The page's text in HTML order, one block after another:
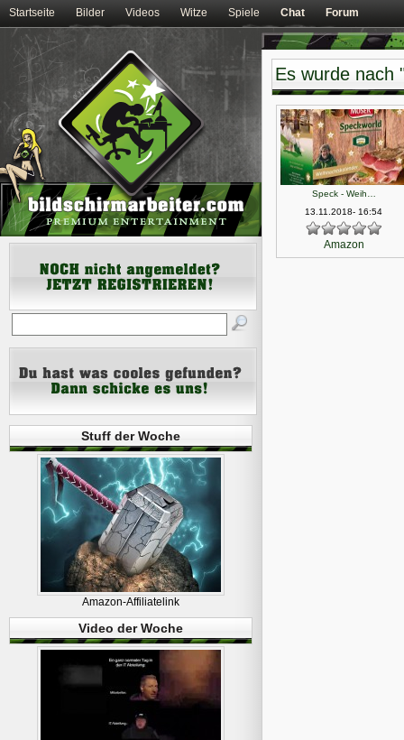
Startseite Bilder Videos Witze Spiele Chat Forum
Es wurde nach
Speck - Weih…
13.11.2018- 16:54
Amazon
Stuff der Woche
Amazon-Affiliatelink
Video der Woche